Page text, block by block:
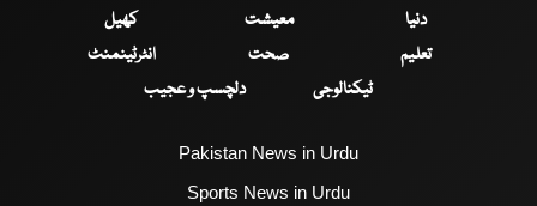
دنیا
معیشت
کھیل
تعلیم
صحت
انٹرٹینمنٹ
ٹیکنالوجی
دلچسپ و عجیب
Pakistan News in Urdu
Sports News in Urdu